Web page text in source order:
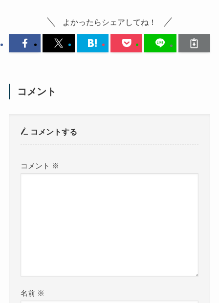
よかったらシェアしてね！
コメント
コメントする
コメント ※
名前 ※